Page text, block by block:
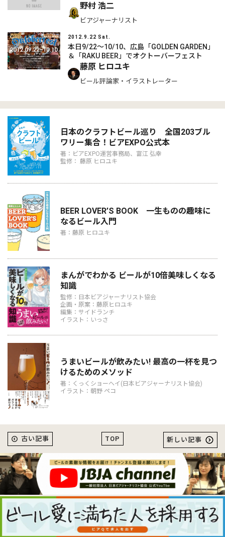
野村 浩二
ビアジャーナリスト
2012.9.22 Sat.
本日9/22～10/10、広島「GOLDEN GARDEN」
＆「RAKU BEER」でオクトーバーフェスト
藤原 ヒロユキ
ビール評論家・イラストレーター
日本のクラフトビール巡り 全国203ブル
ワリー集合！ビアEXPO公式本
著：ビアEXPO運営事務局、富江 弘幸
監修： 藤原 ヒロユキ
BEER LOVER’S BOOK 一生ものの趣味に
なるビール入門
著：藤原 ヒロユキ
まんがでわかる ビールが10倍美味しくなる
知識
監修：日本ビアジャーナリスト協会
企画・原案：藤原ヒロユキ
編集：サイドランチ
イラスト：いっさ
うまいビールが飲みたい! 最高の一杯を見つ
けるためのメソッド
著：くっくショーヘイ(日本ビアジャーナリスト協会)
イラスト：朝野 ペコ
TOP
古い記事 新しい記事